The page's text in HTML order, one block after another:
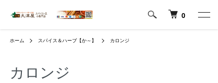
0
ホーム スパイス＆ハーブ【か～】 カロンジ
カロンジ